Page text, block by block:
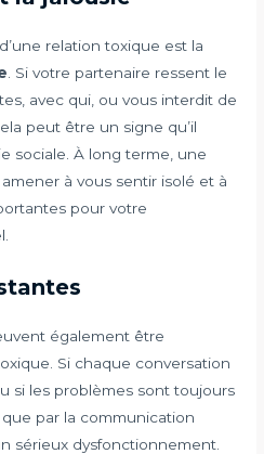
relation toxique est la
. Si votre partenaire ressent le
avec qui, ou vous interdit de
peut être un signe qu’il
sociale. À long terme, une
à vous sentir isolé et à
pour votre
également être
Si chaque conversation
si les problèmes sont toujours
par la communication
sérieux dysfonctionnement.